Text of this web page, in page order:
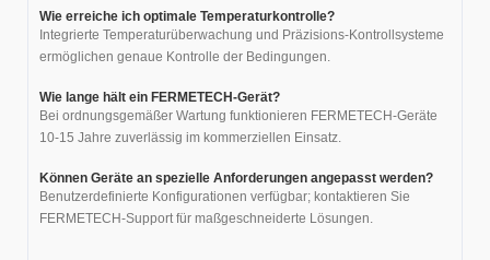
Wie erreiche ich optimale Temperaturkontrolle?
Integrierte Temperaturüberwachung und Präzisions-Kontrollsysteme
ermöglichen genaue Kontrolle der Bedingungen.
Wie lange hält ein FERMETECH-Gerät?
Bei ordnungsgemäßer Wartung funktionieren FERMETECH-Geräte
10-15 Jahre zuverlässig im kommerziellen Einsatz.
Können Geräte an spezielle Anforderungen angepasst werden?
Benutzerdefinierte Konfigurationen verfügbar; kontaktieren Sie
FERMETECH-Support für maßgeschneiderte Lösungen.